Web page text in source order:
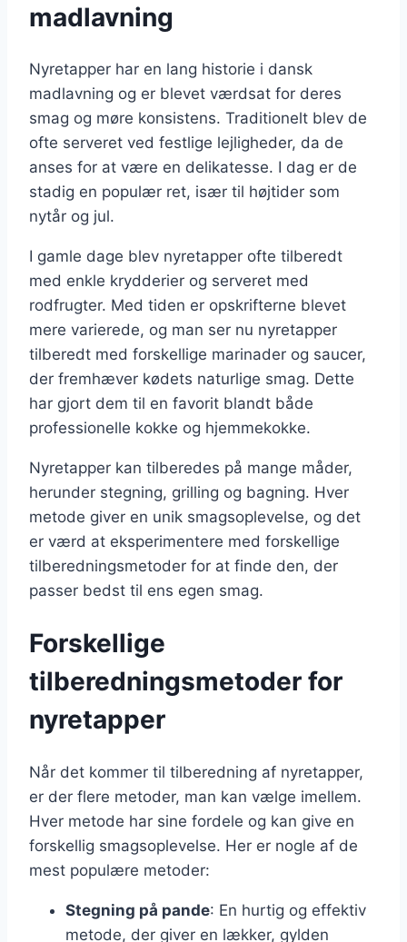
madlavning
Nyretapper har en lang historie i dansk
madlavning og er blevet værdsat for deres
smag og møre konsistens. Traditionelt blev de
ofte serveret ved festlige lejligheder, da de
anses for at være en delikatesse. I dag er de
stadig en populær ret, især til højtider som
nytår og jul.
I gamle dage blev nyretapper ofte tilberedt
med enkle krydderier og serveret med
rodfrugter. Med tiden er opskrifterne blevet
mere varierede, og man ser nu nyretapper
tilberedt med forskellige marinader og saucer,
der fremhæver kødets naturlige smag. Dette
har gjort dem til en favorit blandt både
professionelle kokke og hjemmekokke.
Nyretapper kan tilberedes på mange måder,
herunder stegning, grilling og bagning. Hver
metode giver en unik smagsoplevelse, og det
er værd at eksperimentere med forskellige
tilberedningsmetoder for at finde den, der
passer bedst til ens egen smag.
Forskellige
tilberedningsmetoder for
nyretapper
Når det kommer til tilberedning af nyretapper,
er der flere metoder, man kan vælge imellem.
Hver metode har sine fordele og kan give en
forskellig smagsoplevelse. Her er nogle af de
mest populære metoder:
Stegning på pande: En hurtig og effektiv
metode, der giver en lækker, gylden